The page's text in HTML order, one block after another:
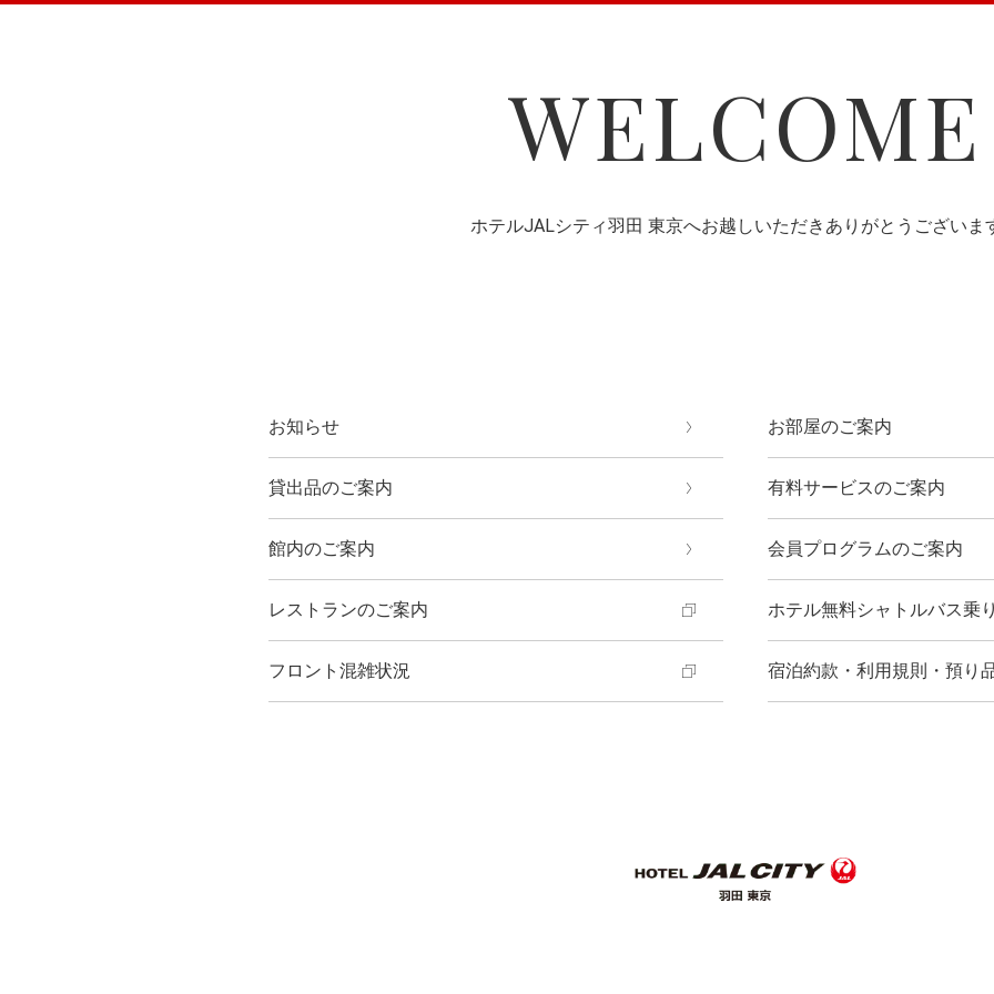
WELCOME
ホテルJALシティ羽田 東京へお越しいただきありがとうございま
お知らせ お部屋のご案内
貸出品のご案内 有料サービスのご案内
館内のご案内 会員プログラムのご案内
レストランのご案内 ホテル無料シャトルバス乗
フロント混雑状況 宿泊約款・利用規則・預り